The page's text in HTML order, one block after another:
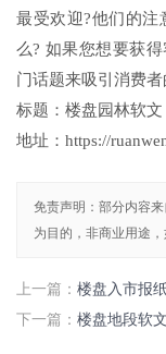
最受欢迎?他们的注
么? 如果您想要获
门话题来吸引消费者
标题：楼盘园林软文
地址：https://
免责声明：部分内容
为目的，非商业用途
上一篇： 楼盘入市报
下一篇： 楼盘地段软